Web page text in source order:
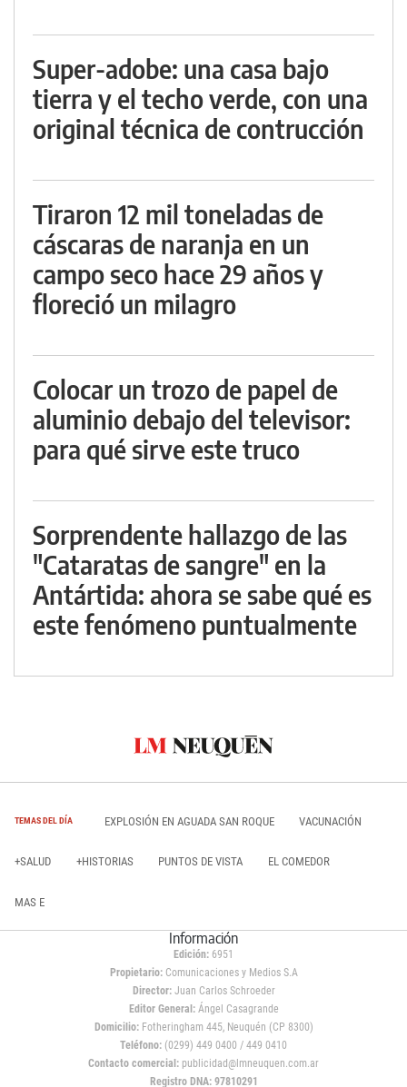
Super-adobe: una casa bajo
tierra y el techo verde, con una
original técnica de contrucción
Tiraron 12 mil toneladas de
cáscaras de naranja en un
campo seco hace 29 años y
floreció un milagro
Colocar un trozo de papel de
aluminio debajo del televisor:
para qué sirve este truco
Sorprendente hallazgo de las
"Cataratas de sangre" en la
Antártida: ahora se sabe qué es
este fenómeno puntualmente
TEMAS DEL DÍA EXPLOSIÓN EN AGUADA SAN ROQUE VACUNACIÓN
+SALUD +HISTORIAS PUNTOS DE VISTA EL COMEDOR
MAS E
Información
Edición: 6951
Propietario:Comunicaciones y Medios S.A
Director: Juan Carlos Schroeder
Editor General:Ángel Casagrande
Domicilio:Fotheringham 445, Neuquén (CP 8300)
Teléfono: (0299) 449 0400 / 449 0410
Contacto comercial: publicidad@lmneuquen.com.ar
Registro DNA: 97810291